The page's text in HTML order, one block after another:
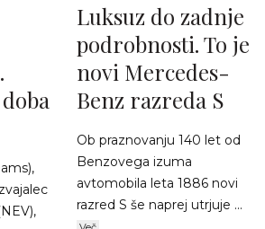
Luksuz do zadnje
podrobnosti. To je
novi Mercedes-
Benz razreda S
Ob praznovanju 140 let od
Benzovega izuma
avtomobila leta 1886 novi
razred S še naprej utrjuje ...